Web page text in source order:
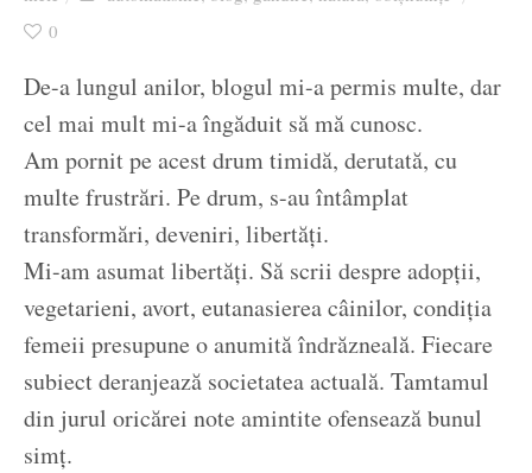
0
De-a lungul anilor, blogul mi-a permis multe, dar
cel mai mult mi-a îngăduit să mă cunosc.
Am pornit pe acest drum timidă, derutată, cu
multe frustrări. Pe drum, s-au întâmplat
transformări, deveniri, libertăți.
Mi-am asumat libertăți. Să scrii despre adopții,
vegetarieni, avort, eutanasierea câinilor, condiția
femeii presupune o anumită îndrăzneală. Fiecare
subiect deranjează societatea actuală. Tamtamul
din jurul oricărei note amintite ofensează bunul
simț.